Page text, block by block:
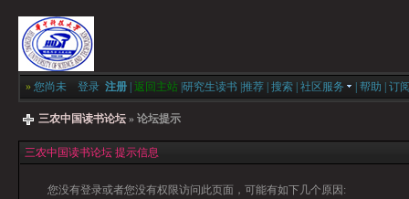
» 您尚未 登录 注册 返回主站 研究生读书 推荐 搜索 社区服务 帮助 订
三农中国读书论坛 » 论坛提示
三农中国读书论坛 提示信息
您没有登录或者您没有权限访问此页面，可能有如下几个原因: